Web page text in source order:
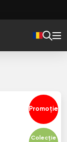
Promoție
Colecție